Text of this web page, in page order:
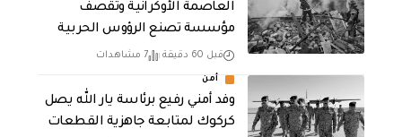
العاصمة الأوكرانية وتقصف
مؤسسة تصنع الرؤوس الحربية
قبل 60 دقيقة 7 مشاهدات
أمن
وفد أمني رفيع برئاسة يار الله يصل
كركوك لمتابعة جاهزية القطعات